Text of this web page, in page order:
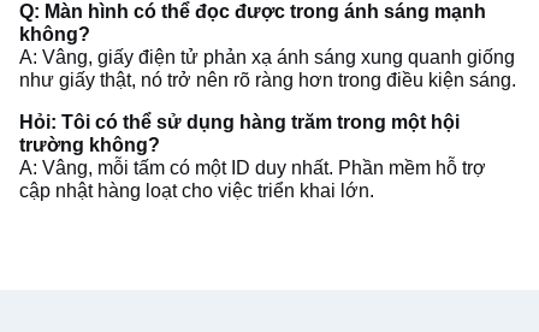
Q: Màn hình có thể đọc được trong ánh sáng mạnh
không?
A: Vâng, giấy điện tử phản xạ ánh sáng xung quanh giống
như giấy thật, nó trở nên rõ ràng hơn trong điều kiện sáng.
Hỏi: Tôi có thể sử dụng hàng trăm trong một hội
trường không?
A: Vâng, mỗi tấm có một ID duy nhất. Phần mềm hỗ trợ
cập nhật hàng loạt cho việc triển khai lớn.